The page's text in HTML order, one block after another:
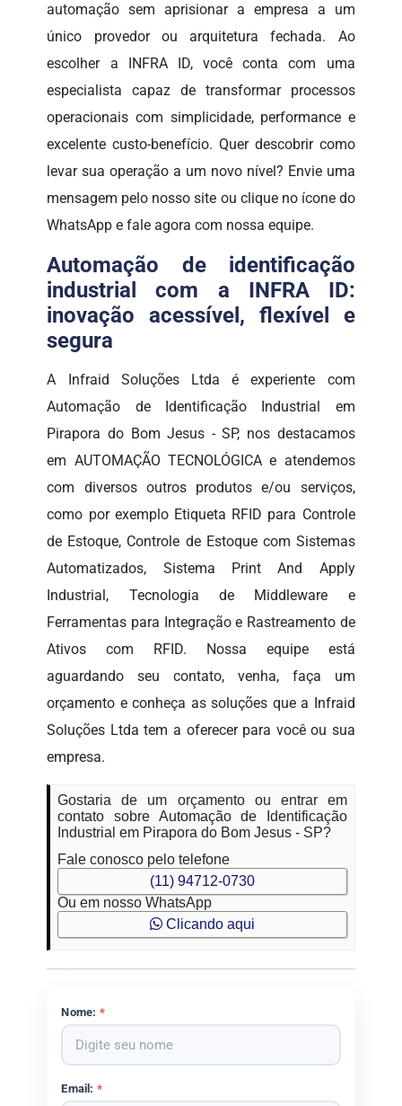
automação sem aprisionar a empresa a um
único provedor ou arquitetura fechada. Ao
escolher a INFRA ID, você conta com uma
especialista capaz de transformar processos
operacionais com simplicidade, performance e
excelente custo-benefício. Quer descobrir como
levar sua operação a um novo nível? Envie uma
mensagem pelo nosso site ou clique no ícone do
WhatsApp e fale agora com nossa equipe.
Automação de identificação
industrial com a INFRA ID:
inovação acessível, flexível e
segura
A Infraid Soluções Ltda é experiente com
Automação de Identificação Industrial em
Pirapora do Bom Jesus - SP, nos destacamos
em AUTOMAÇÃO TECNOLÓGICA e atendemos
com diversos outros produtos e/ou serviços,
como por exemplo Etiqueta RFID para Controle
de Estoque, Controle de Estoque com Sistemas
Automatizados, Sistema Print And Apply
Industrial, Tecnologia de Middleware e
Ferramentas para Integração e Rastreamento de
Ativos com RFID. Nossa equipe está
aguardando seu contato, venha, faça um
orçamento e conheça as soluções que a Infraid
Soluções Ltda tem a oferecer para você ou sua
empresa.
Gostaria de um orçamento ou entrar em
contato sobre Automação de Identificação
Industrial em Pirapora do Bom Jesus - SP?
Fale conosco pelo telefone
(11) 94712-0730
Ou em nosso WhatsApp
Clicando aqui
Nome: *
Email: *